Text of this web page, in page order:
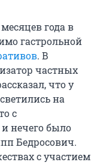
года в
гастрольной
. В
частных
что у
на
с
нечего было
Бедросович.
с участием